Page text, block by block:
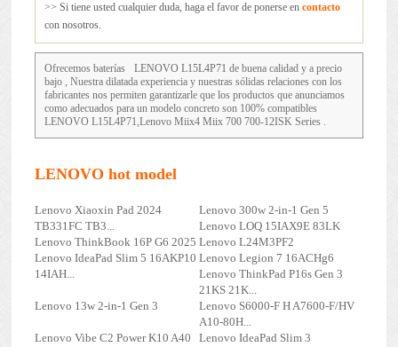
>> Si tiene usted cualquier duda, haga el favor de ponerse en contacto
con nosotros.
Ofrecemos baterías LENOVO L15L4P71 de buena calidad y a precio
bajo , Nuestra dilatada experiencia y nuestras sólidas relaciones con los
fabricantes nos permiten garantizarle que los productos que anunciamos
como adecuados para un modelo concreto son 100% compatibles
LENOVO L15L4P71,Lenovo Miix4 Miix 700 700-12ISK Series .
LENOVO hot model
Lenovo Xiaoxin Pad 2024
TB331FC TB3...
Lenovo 300w 2-in-1 Gen 5
Lenovo LOQ 15IAX9E 83LK
Lenovo ThinkBook 16P G6 2025 Lenovo L24M3PF2
Lenovo IdeaPad Slim 5 16AKP10
14IAH...
Lenovo Legion 7 16ACHg6
Lenovo ThinkPad P16s Gen 3
21KS 21K...
Lenovo 13w 2-in-1 Gen 3
Lenovo S6000-F H A7600-F/HV
A10-80H...
Lenovo Vibe C2 Power K10 A40
Lenovo IdeaPad Slim 3